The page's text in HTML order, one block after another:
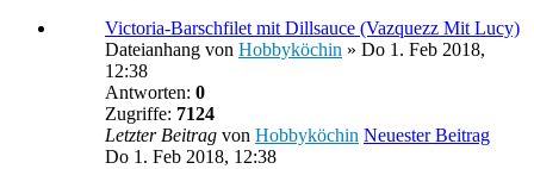
Victoria-Barschfilet mit Dillsauce (Vazquezz Mit Lucy‎)
Dateianhang von Hobbyköchin » Do 1. Feb 2018,
12:38
Antworten: 0
Zugriffe: 7124
Letzter Beitrag von Hobbyköchin Neuester Beitrag
Do 1. Feb 2018, 12:38